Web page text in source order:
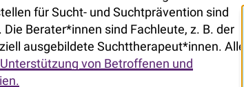
für Sucht- und Suchtprävention sind
Berater*innen sind Fachleute, z. B. der
ausgebildete Suchttherapeut*innen. Alle
von Betroffenen und